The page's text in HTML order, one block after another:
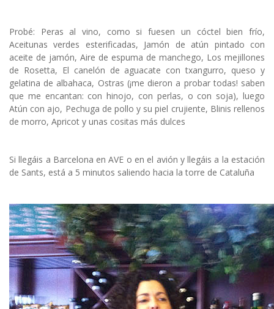
Probé: Peras al vino, como si fuesen un cóctel bien frío,
Aceitunas verdes esterificadas, Jamón de atún pintado con
aceite de jamón, Aire de espuma de manchego, Los mejillones
de Rosetta, El canelón de aguacate con txangurro, queso y
gelatina de albahaca, Ostras (¡me dieron a probar todas! saben
que me encantan: con hinojo, con perlas, o con soja), luego
Atún con ajo, Pechuga de pollo y su piel crujiente, Blinis rellenos
de morro, Apricot y unas cositas más dulces
Si llegáis a Barcelona en AVE o en el avión y llegáis a la estación
de Sants, está a 5 minutos saliendo hacia la torre de Cataluña